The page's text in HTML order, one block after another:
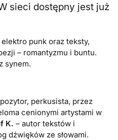
sieci dostępny jest już
punk oraz teksty,
– romantyzmu i buntu.
synem.
perkusista, przez
cenionymi artystami w
K. – autor tekstów i
dźwięków ze słowami.